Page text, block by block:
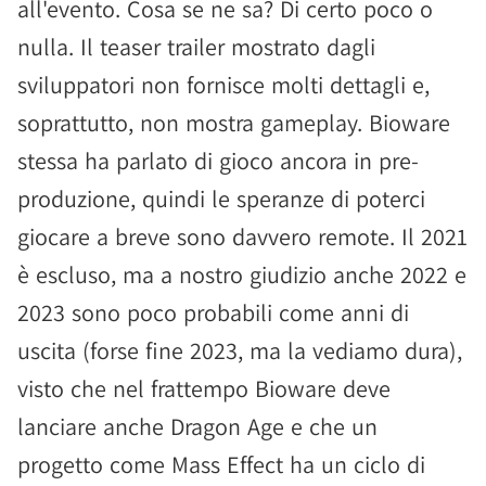
all'evento. Cosa se ne sa? Di certo poco o
nulla. Il teaser trailer mostrato dagli
sviluppatori non fornisce molti dettagli e,
soprattutto, non mostra gameplay. Bioware
stessa ha parlato di gioco ancora in pre-
produzione, quindi le speranze di poterci
giocare a breve sono davvero remote. Il 2021
è escluso, ma a nostro giudizio anche 2022 e
2023 sono poco probabili come anni di
uscita (forse fine 2023, ma la vediamo dura),
visto che nel frattempo Bioware deve
lanciare anche Dragon Age e che un
progetto come Mass Effect ha un ciclo di